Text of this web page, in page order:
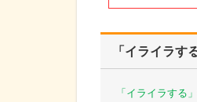
「イライラす
「イライラする